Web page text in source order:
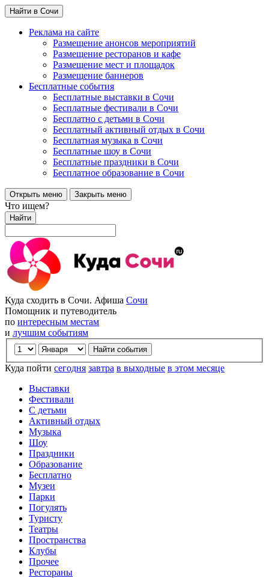
Найти в Сочи
Реклама на сайте
Размещение анонсов мероприятий
Размещение ресторанов и кафе
Размещение мест и площадок
Размещение баннеров
Бесплатные события
Бесплатные выставки в Сочи
Бесплатные фестивали в Сочи
Бесплатно с детьми в Сочи
Бесплатный активный отдых в Сочи
Бесплатная музыка в Сочи
Бесплатные шоу в Сочи
Бесплатные праздники в Сочи
Бесплатное образование в Сочи
Открыть меню Закрыть меню
Что ищем?
Найти
Куда сходить в Сочи. Афиша Сочи
Помощник и путеводитель
по интересным местам
и лучшим событиям
Куда пойти сегодня завтра в выходные в этом месяце
Выставки
Фестивали
С детьми
Активный отдых
Музыка
Шоу
Праздники
Образование
Бесплатно
Музеи
Парки
Погулять
Туристу
Театры
Пространства
Клубы
Прочее
Рестораны